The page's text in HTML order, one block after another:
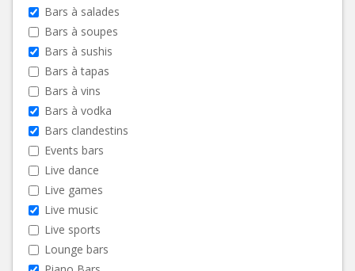
Bars à salades
Bars à soupes
Bars à sushis
Bars à tapas
Bars à vins
Bars à vodka
Bars clandestins
Events bars
Live dance
Live games
Live music
Live sports
Lounge bars